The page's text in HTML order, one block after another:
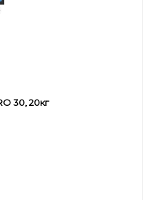
30, 20кг